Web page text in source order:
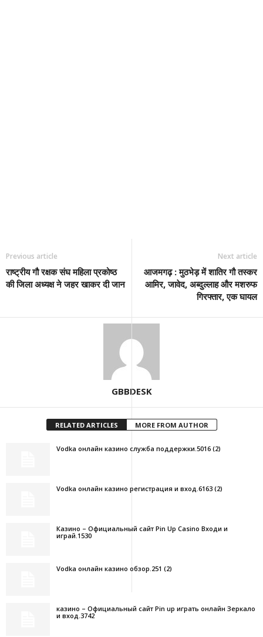
Previous article
राष्ट्रीय गौ रक्षक संघ महिला प्रकोष्ठ
की जिला अध्यक्ष ने जहर खाकर दी जान
Next article
आजमगढ़ : मुठभेड़ में शातिर गौ तस्कर
आमिर, जावेद, अब्दुल्लाह और मशरुफ
गिरफ्तार, एक घायल
GBBDESK
RELATED ARTICLES MORE FROM AUTHOR
Vodka онлайн казино служба поддержки.5016 (2)
Vodka онлайн казино регистрация и вход.6163 (2)
Казино – Официальный сайт Pin Up Casino Входи и
играй.1530
Vodka онлайн казино обзор.251 (2)
казино – Официальный сайт Pin up играть онлайн Зеркало
и вход.3742